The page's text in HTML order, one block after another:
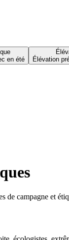
en été
Élévation
de campagne et